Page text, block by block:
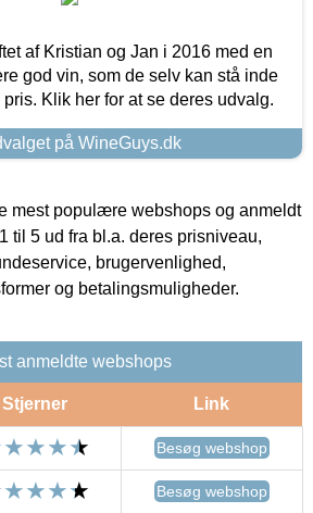
af Kristian og Jan i 2016 med en
god vin, som de selv kan stå inde
Klik her for at se deres udvalg.
på WineGuys.dk
mest populære webshops og anmeldt
til 5 ud fra bl.a. deres prisniveau,
brugervenlighed,
og betalingsmuligheder.
anmeldte webshops
Stjerner Link
Besøg webshop
Besøg webshop